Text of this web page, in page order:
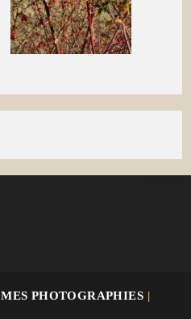
MES PHOTOGRAPHIES